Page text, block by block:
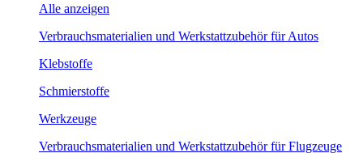
Alle anzeigen
Verbrauchsmaterialien und Werkstattzubehör für Autos
Klebstoffe
Schmierstoffe
Werkzeuge
Verbrauchsmaterialien und Werkstattzubehör für Flugzeuge